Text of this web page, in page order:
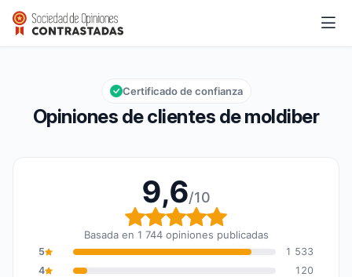
moldiber
Calificación global: 9,6 de 10
9,6/10
Opiniones de clientes de moldiber
Certificado de confianza
9,6/10
Calificación global: 9,6
Basada en 1 744 opiniones publicadas
5
1 533
4
120